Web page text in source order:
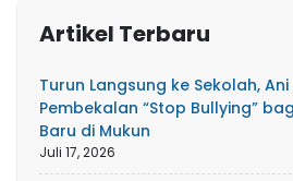
Artikel Terbaru
Turun Langsung ke Sekolah,
Pembekalan “Stop Bullying”
Baru di Mukun
Juli 17, 2026